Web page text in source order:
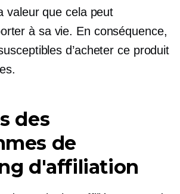
valeur que cela peut
à sa vie. En conséquence,
d’acheter ce produit
des
de
d'affiliation